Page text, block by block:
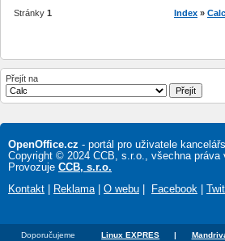
Stránky 1 Index » Calc
Přejít na
OpenOffice.cz - portál pro uživatele
Copyright © 2024 CCB, s.r.o., všechna práva
Provozuje CCB, s.r.o.
Kontakt
Reklama O webu Facebook
Doporučujeme Linux EXPRES |